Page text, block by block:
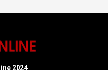
2024